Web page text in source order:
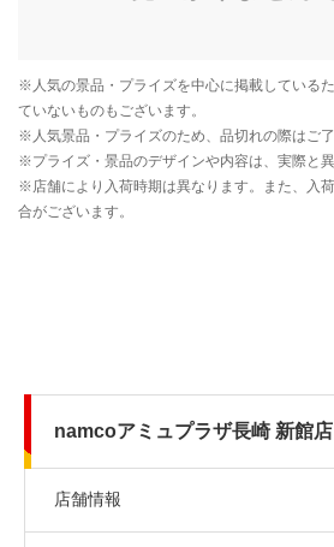
namcoアミュプラザ長崎 新館店
店舗情報